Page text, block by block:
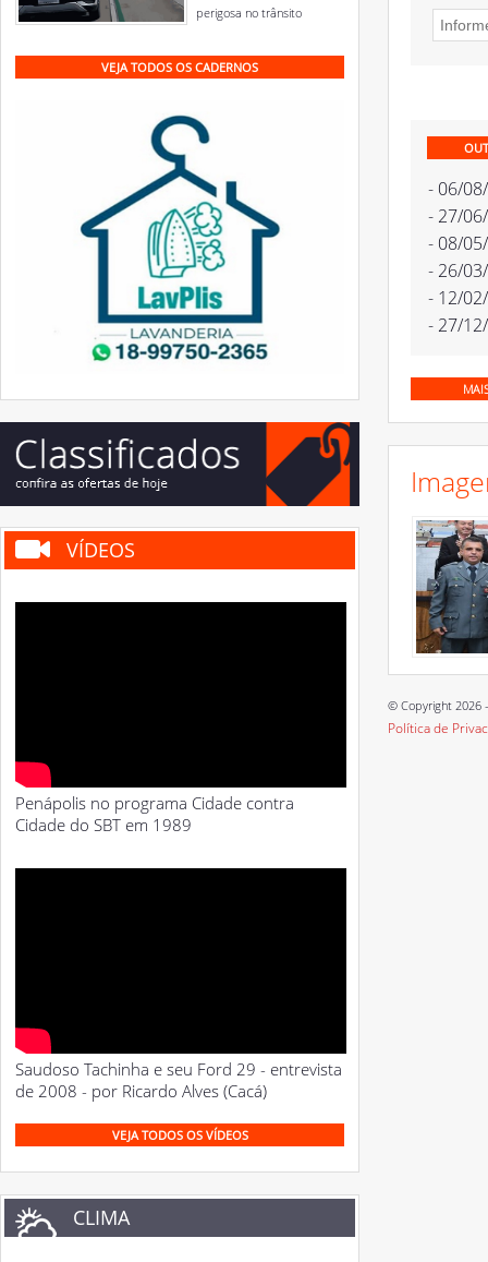
perigosa no trânsito
VEJA TODOS OS CADERNOS
VÍDEOS
Penápolis no programa Cidade contra
Cidade do SBT em 1989
Saudoso Tachinha e seu Ford 29 - entrevista
de 2008 - por Ricardo Alves (Cacá)
VEJA TODOS OS VÍDEOS
CLIMA
- 06/
- 27/
- 08/
- 26/
- 12/
- 27/
© Copyright 2026
Política de